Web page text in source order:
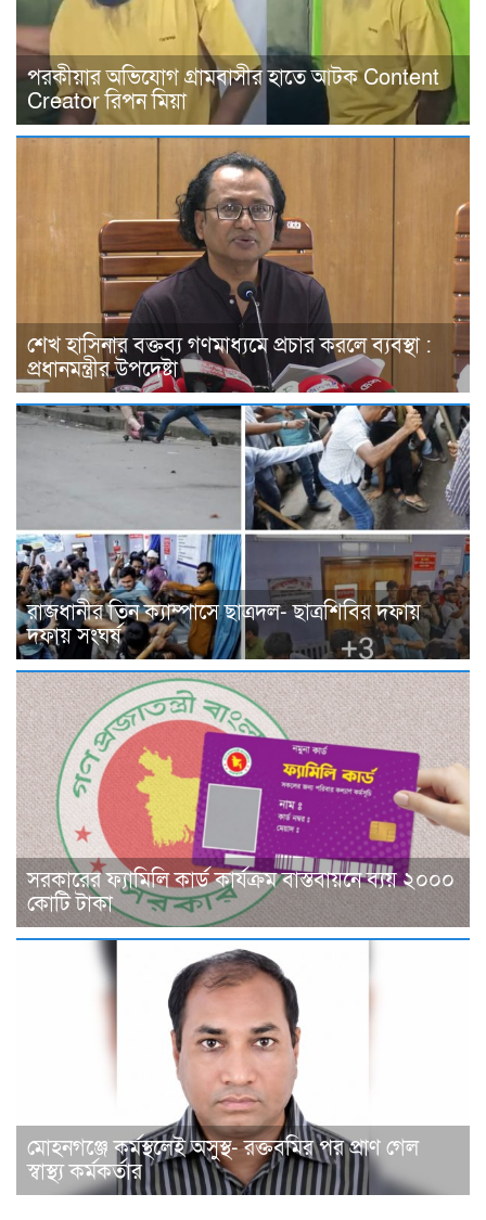
পরকীয়ার অভিযোগ গ্রামবাসীর হাতে আটক Content
Creator রিপন মিয়া
শেখ হাসিনার বক্তব্য গণমাধ্যমে প্রচার করলে ব্যবস্থা :
প্রধানমন্ত্রীর উপদেষ্টা
রাজধানীর তিন ক্যাম্পাসে ছাত্রদল- ছাত্রশিবির দফায়
দফায় সংঘর্ষ
সরকারের ফ্যামিলি কার্ড কার্যক্রম বাস্তবায়নে ব্যয় ২০০০
কোটি টাকা
মোহনগঞ্জে কর্মস্থলেই অসুস্থ- রক্তবমির পর প্রাণ গেল
স্বাস্থ্য কর্মকর্তার